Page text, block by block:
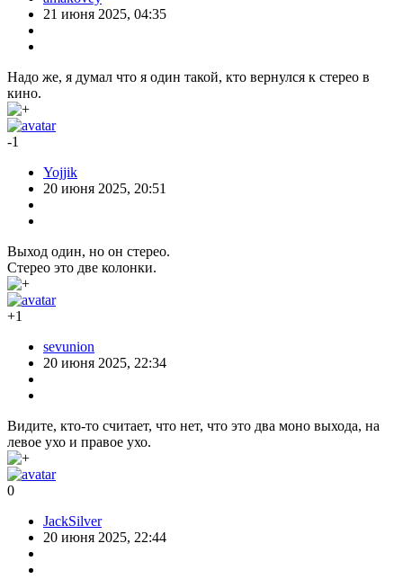
21 июня 2025, 04:35
Надо же, я думал что я один такой, кто вернулся к стерео в
кино.
-1
Yojjik
20 июня 2025, 20:51
Выход один, но он стерео.
Стерео это две колонки.
+1
sevunion
20 июня 2025, 22:34
Видите, кто-то считает, что нет, что это два моно выхода, на
левое ухо и правое ухо.
0
JackSilver
20 июня 2025, 22:44